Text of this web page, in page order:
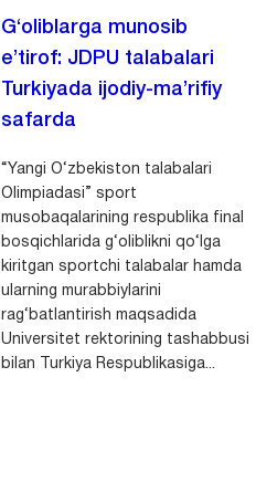
G‘oliblarga munosib
e’tirof: JDPU talabalari
Turkiyada ijodiy-ma’rifiy
safarda
“Yangi O‘zbekiston talabalari
Olimpiadasi” sport
musobaqalarining respublika final
bosqichlarida g‘oliblikni qo‘lga
kiritgan sportchi talabalar hamda
ularning murabbiylarini
rag‘batlantirish maqsadida
Universitet rektorining tashabbusi
bilan Turkiya Respublikasiga...